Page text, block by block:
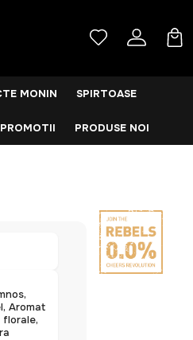
MONIN SPIRTOASE
PROMOTII PRODUSE NOI
Aromat
florale,